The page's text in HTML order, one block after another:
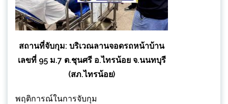
สถานที่จับกุม: บริเวณลานจอดรถหน้าบ้าน
เลขที่ 95 ม.7 ต.ชุนศรี อ.ไทรน้อย จ.นนทบุรี
(สภ.ไทรน้อย)
พฤติการณ์ในการจับกุม